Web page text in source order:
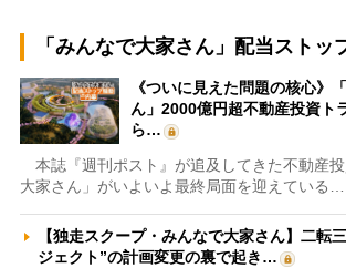
「みんなで大家さん」配当ストッ
《ついに見えた問題の核心》
ん」2000億円超不動産投資ト
ら…
本誌『週刊ポスト』が追及してきた不動産
大家さん」がいよいよ最終局面を迎えている…
【独走スクープ・みんなで大家さん】二転
ジェクト”の計画変更の裏で起き…